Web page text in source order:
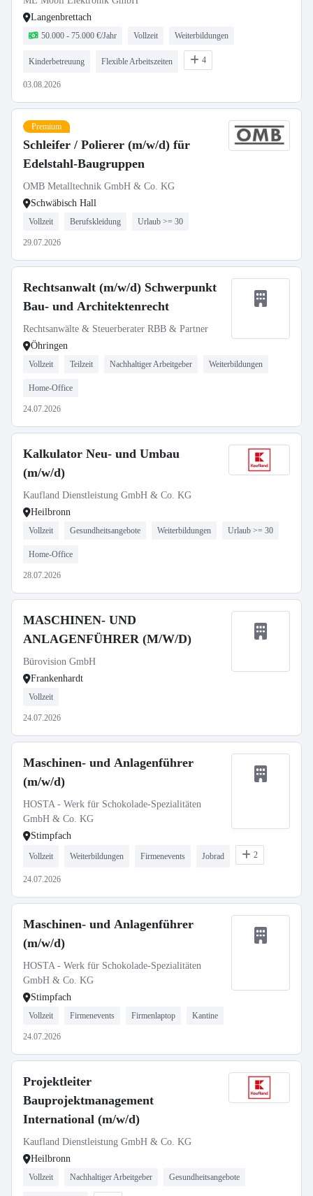
Langenbrettach
50.000 - 75.000 €/Jahr Vollzeit Weiterbildungen
Kinderbetreuung Flexible Arbeitszeiten 4
03.08.2026
Premium
Schleifer / Polierer (m/w/d) für
Edelstahl-Baugruppen
OMB Metalltechnik GmbH & Co. KG
Schwäbisch Hall
Vollzeit Berufskleidung Urlaub >= 30
29.07.2026
Rechtsanwalt (m/w/d) Schwerpunkt
Bau- und Architektenrecht
Rechtsanwälte & Steuerberater RBB & Partner
Öhringen
Vollzeit Teilzeit Nachhaltiger Arbeitgeber Weiterbildungen
Home-Office
24.07.2026
Kalkulator Neu- und Umbau
(m/w/d)
Kaufland Dienstleistung GmbH & Co. KG
Heilbronn
Vollzeit Gesundheitsangebote Weiterbildungen Urlaub >= 30
Home-Office
28.07.2026
MASCHINEN- UND
ANLAGENFÜHRER (M/W/D)
Bürovision GmbH
Frankenhardt
Vollzeit
24.07.2026
Maschinen- und Anlagenführer
(m/w/d)
HOSTA - Werk für Schokolade-Spezialitäten
GmbH & Co. KG
Stimpfach
Vollzeit Weiterbildungen Firmenevents Jobrad 2
24.07.2026
Maschinen- und Anlagenführer
(m/w/d)
HOSTA - Werk für Schokolade-Spezialitäten
GmbH & Co. KG
Stimpfach
Vollzeit Firmenevents Firmenlaptop Kantine
24.07.2026
Projektleiter
Bauprojektmanagement
International (m/w/d)
Kaufland Dienstleistung GmbH & Co. KG
Heilbronn
Vollzeit Nachhaltiger Arbeitgeber Gesundheitsangebote